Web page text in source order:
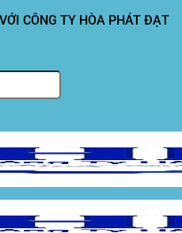
CÔNG TY HÒA PHÁT ĐẠT